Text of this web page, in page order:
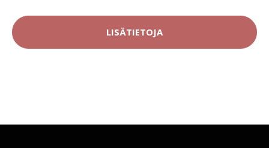
LISÄTIETOJA